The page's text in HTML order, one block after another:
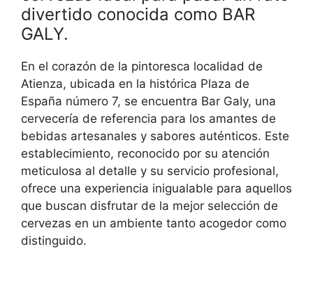
divertido conocida como BAR
GALY.
En el corazón de la pintoresca localidad de
Atienza, ubicada en la histórica Plaza de
España número 7, se encuentra Bar Galy, una
cervecería de referencia para los amantes de
bebidas artesanales y sabores auténticos. Este
establecimiento, reconocido por su atención
meticulosa al detalle y su servicio profesional,
ofrece una experiencia inigualable para aquellos
que buscan disfrutar de la mejor selección de
cervezas en un ambiente tanto acogedor como
distinguido.